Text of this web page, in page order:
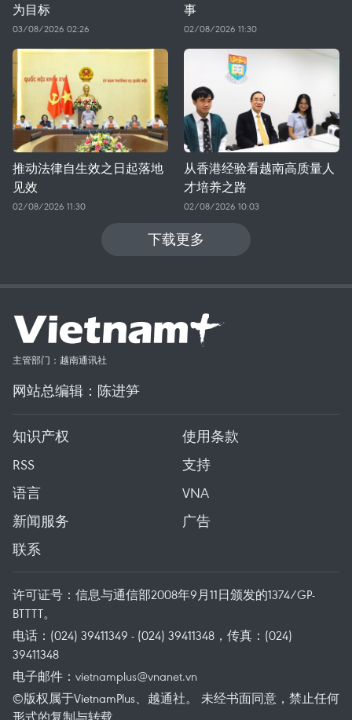
为目标
03/08/2026 02:26
事
02/08/2026 11:30
推动法律自生效之日起落地
见效
02/08/2026 11:30
从香港经验看越南高质量人
才培养之路
02/08/2026 10:03
下载更多
主管部门：越南通讯社
网站总编辑：陈进笋
知识产权
使用条款
RSS
支持
语言
VNA
新闻服务
广告
联系
许可证号：信息与通信部2008年9月11日颁发的1374/GP-
BTTTT。
电话：(024) 39411349 - (024) 39411348，传真：(024)
39411348
电子邮件： vietnamplus@vnanet.vn
©版权属于VietnamPlus、越通社。 未经书面同意，禁止任何
形式的复制与转载。